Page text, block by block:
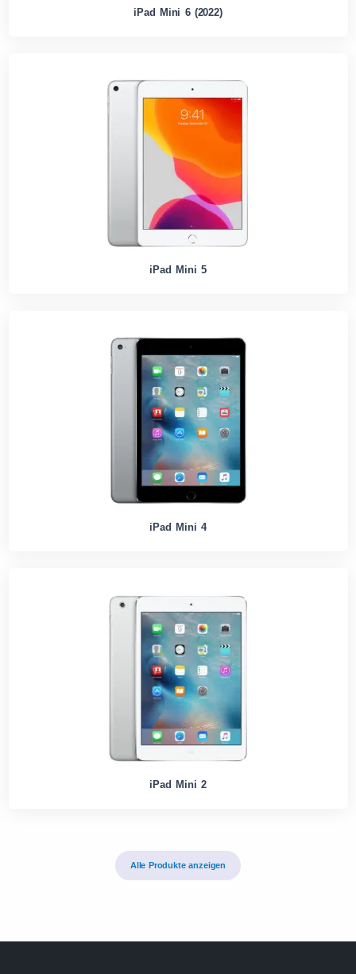
iPad Mini 6 (2022)
iPad Mini 5
iPad Mini 4
iPad Mini 2
Alle Produkte anzeigen